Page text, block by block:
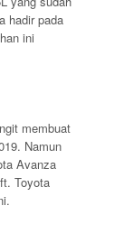
hadir pada
ini
membuat
Namun
Avanza
Toyota